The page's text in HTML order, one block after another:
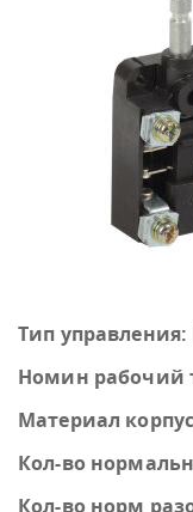
Тип управления:
Номин рабочий
Материал
Кол-во
Кол-во норм